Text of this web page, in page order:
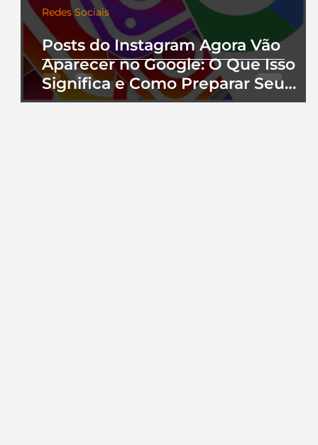
Posts do Instagram Agora Vão
Aparecer no Google: O Que Isso
Significa e Como Preparar Seu
Perfil
Redes Sociais